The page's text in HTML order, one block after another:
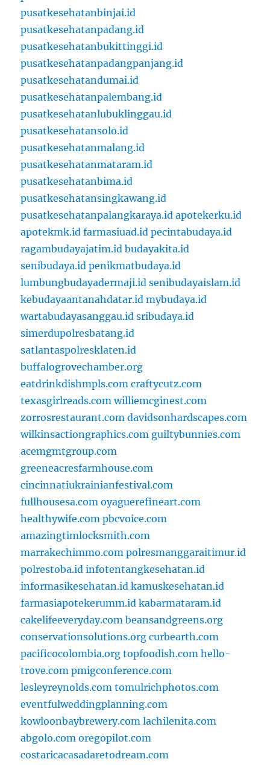
pusatkesehatanbinjai.id
pusatkesehatanpadang.id
pusatkesehatanbukittinggi.id
pusatkesehatanpadangpanjang.id
pusatkesehatandumai.id
pusatkesehatanpalembang.id
pusatkesehatanlubuklinggau.id
pusatkesehatansolo.id
pusatkesehatanmalang.id
pusatkesehatanmataram.id
pusatkesehatanbima.id
pusatkesehatansingkawang.id
pusatkesehatanpalangkaraya.id apotekerku.id
apotekmk.id farmasiuad.id pecintabudaya.id
ragambudayajatim.id budayakita.id
senibudaya.id penikmatbudaya.id
lumbungbudayadermaji.id senibudayaislam.id
kebudayaantanahdatar.id mybudaya.id
wartabudayasanggau.id sribudaya.id
simerdupolresbatang.id
satlantaspolresklaten.id
buffalogrovechamber.org
eatdrinkdishmpls.com craftycutz.com
texasgirlreads.com williemcginest.com
zorrosrestaurant.com davidsonhardscapes.com
wilkinsactiongraphics.com guiltybunnies.com
acemgmtgroup.com
greeneacresfarmhouse.com
cincinnatiukrainianfestival.com
fullhousesa.com oyaguerefineart.com
healthywife.com pbcvoice.com
amazingtimlocksmith.com
marrakechimmo.com polresmanggaraitimur.id
polrestoba.id infotentangkesehatan.id
informasikesehatan.id kamuskesehatan.id
farmasiapotekerumm.id kabarmataram.id
cakelifeeveryday.com beansandgreens.org
conservationsolutions.org curbearth.com
pacificocolombia.org topfoodish.com hello-
trove.com pmigconference.com
lesleyreynolds.com tomulrichphotos.com
eventfulweddingplanning.com
kowloonbaybrewery.com lachilenita.com
abgolo.com oregopilot.com
costaricacasadaretodream.com